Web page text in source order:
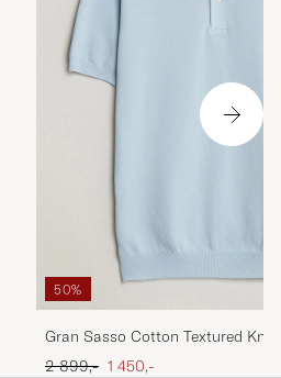
50%
Gran Sasso Cotton Textured
Blue
Ordinær pris
2 899,- Nedsatt pris
1 450,-